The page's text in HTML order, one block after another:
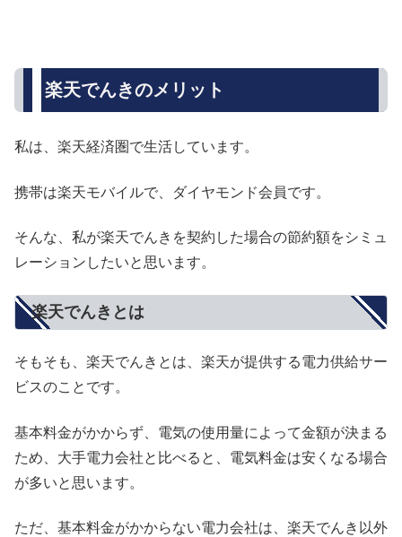
楽天でんきのメリット
私は、楽天経済圏で生活しています。
携帯は楽天モバイルで、ダイヤモンド会員です。
そんな、私が楽天でんきを契約した場合の節約額をシミュ
レーションしたいと思います。
楽天でんきとは
そもそも、楽天でんきとは、楽天が提供する電力供給サー
ビスのことです。
基本料金がかからず、電気の使用量によって金額が決まる
ため、大手電力会社と比べると、電気料金は安くなる場合
が多いと思います。
ただ、基本料金がかからない電力会社は、楽天でんき以外